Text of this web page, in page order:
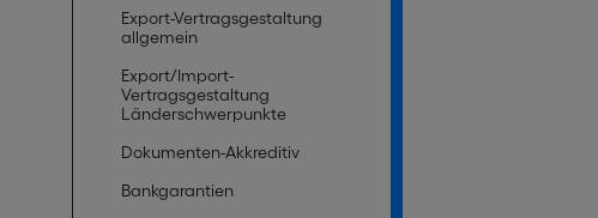
Export-Vertragsgestaltung
allgemein
Export/Import-
Vertragsgestaltung
Länderschwerpunkte
Dokumenten-Akkreditiv
Bankgarantien